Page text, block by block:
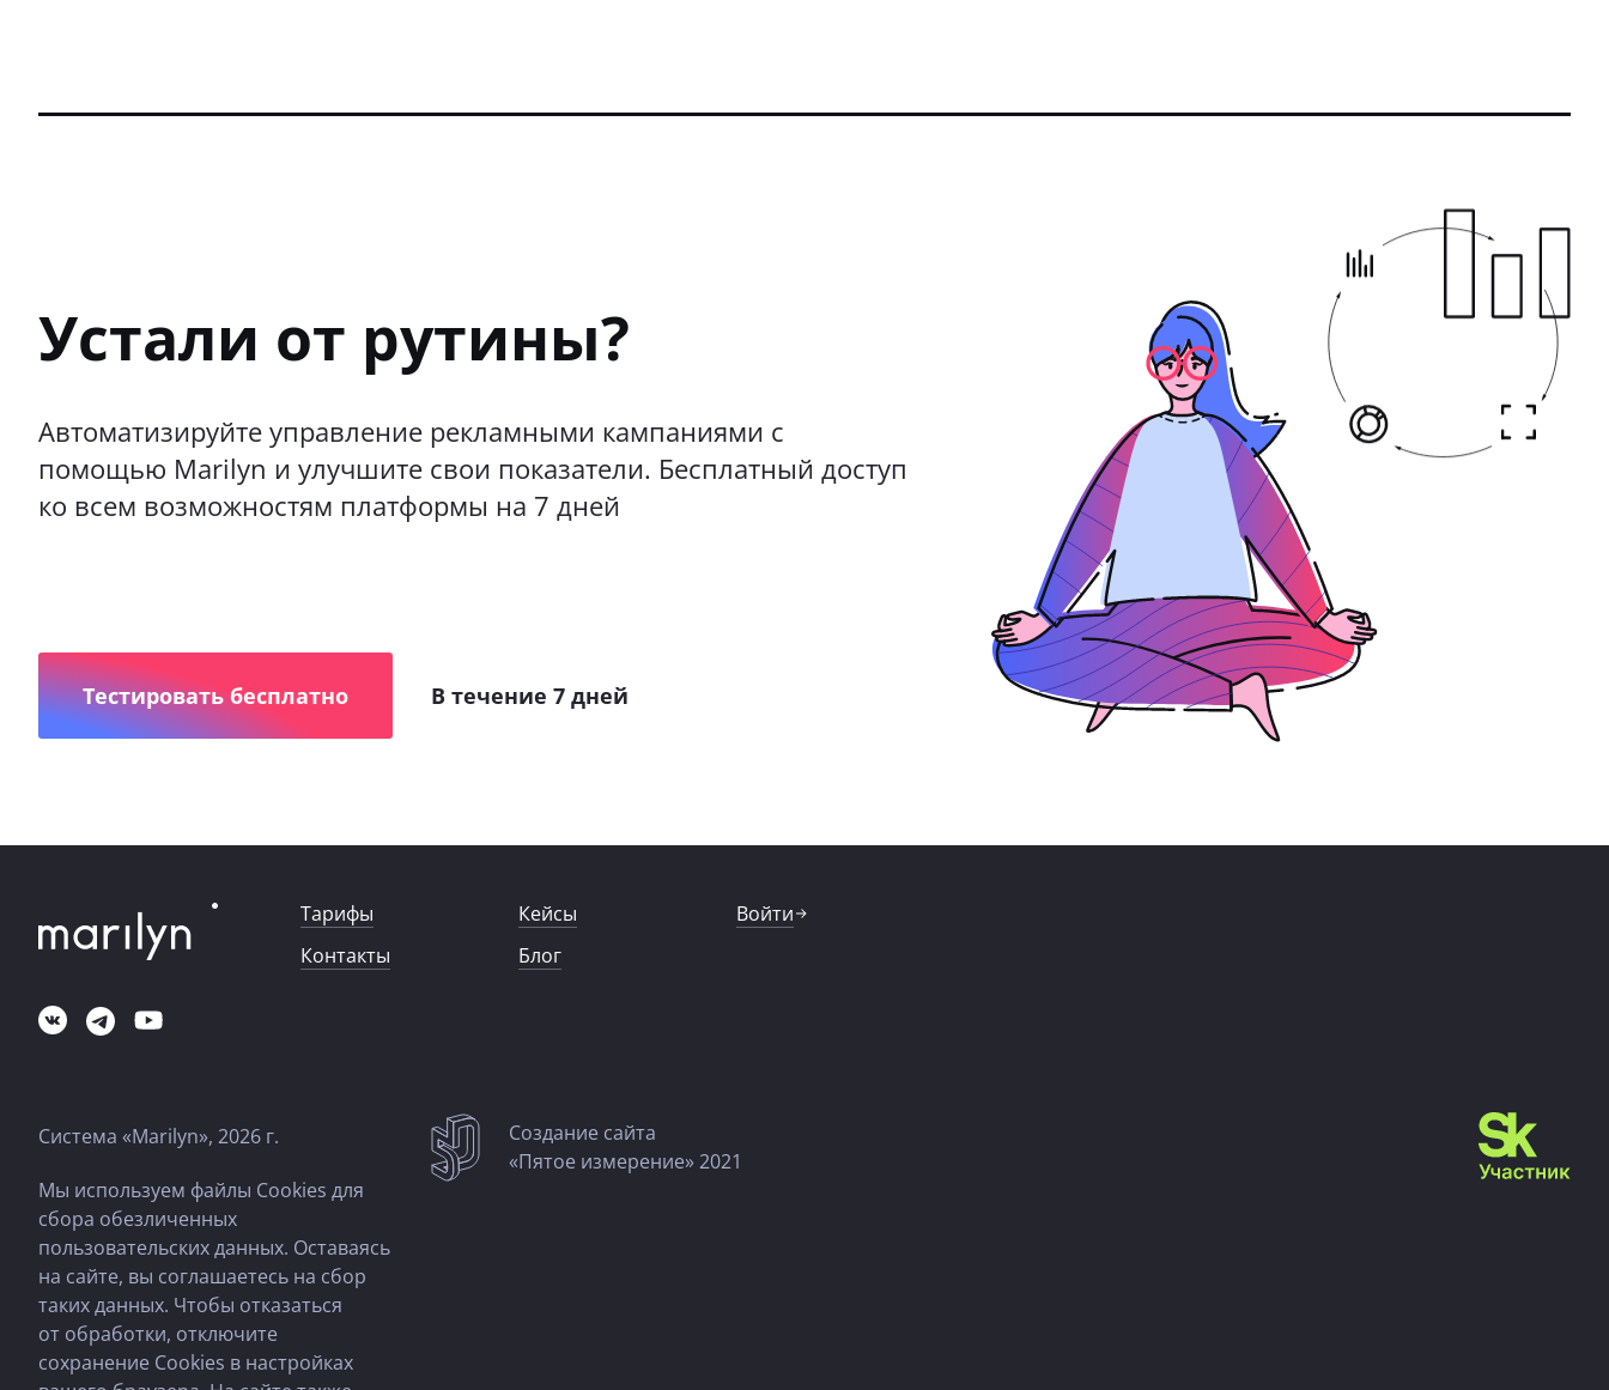
Устали от рутины?
Автоматизируйте управление рекламными кампаниями с
помощью Marilyn и улучшите свои показатели. Бесплатный доступ
ко всем возможностям платформы на 7 дней
Тестировать бесплатно В течение 7 дней
Тарифы
Контакты
Кейсы
Блог
Войти
Система «Marilyn», 2026 г.
Мы используем файлы Cookies для
сбора обезличенных
пользовательских данных. Оставаясь
на сайте, вы соглашаетесь на сбор
таких данных. Чтобы отказаться
от обработки, отключите
сохранение Cookies в настройках
Создание сайта
«Пятое измерение» 2021